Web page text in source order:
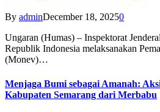
By adminDecember 18, 20250
Ungaran (Humas) – Inspektorat
Republik Indonesia melaksanakan
(Monev)…
Menjaga Bumi sebagai Amanah:
Kabupaten Semarang dari Merbabu